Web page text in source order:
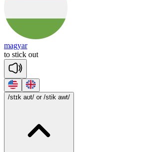
magyar
to stick out
/stɪk aʊt/ or /stik awt/